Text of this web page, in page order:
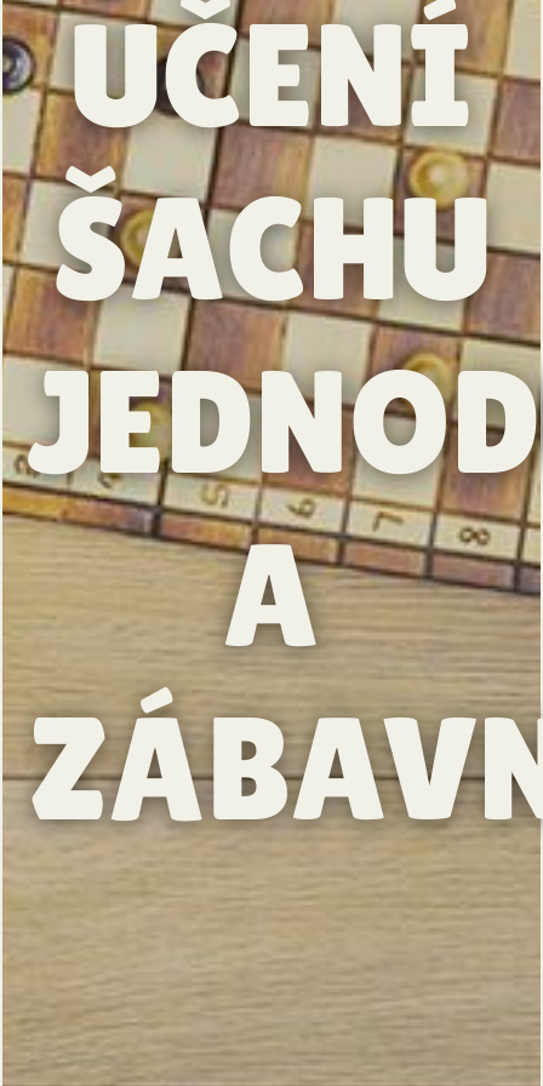
UČENÍ
ŠACHU
A